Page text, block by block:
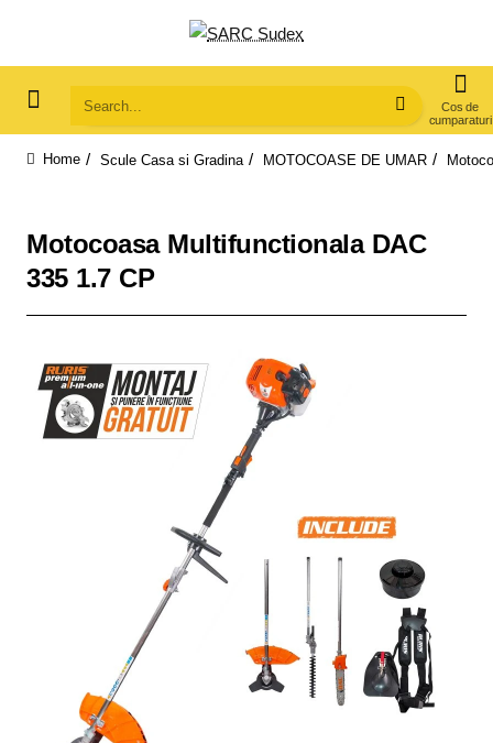
Search...
Scule Casa si Gradina MOTOCOASE DE UMAR
Motocoasa Multifunctionala DAC
335 1.7 CP